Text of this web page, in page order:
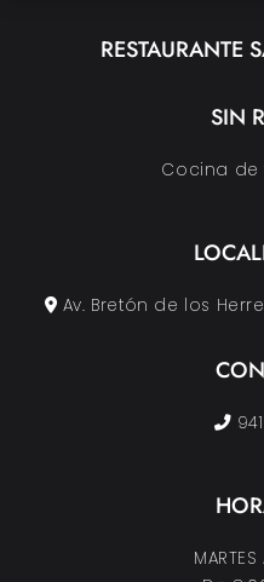
RESTAURANTE
SIN
Cocina de
Av. Bretón de los